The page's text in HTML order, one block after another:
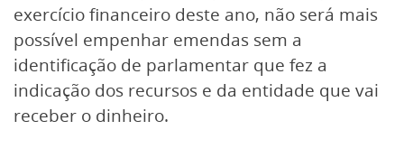
exercício financeiro deste ano, não será mais
possível empenhar emendas sem a
identificação de parlamentar que fez a
indicação dos recursos e da entidade que vai
receber o dinheiro.